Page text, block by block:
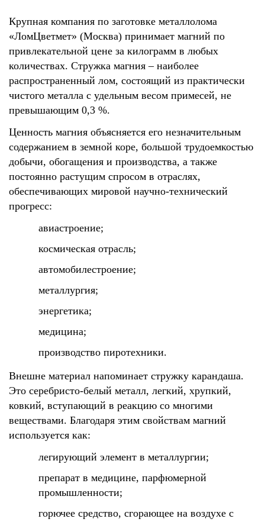
Крупная компания по заготовке металлолома
«ЛомЦветмет» (Москва) принимает магний по
привлекательной цене за килограмм в любых
количествах. Стружка магния – наиболее
распространенный лом, состоящий из практически
чистого металла с удельным весом примесей, не
превышающим 0,3 %.
Ценность магния объясняется его незначительным
содержанием в земной коре, большой трудоемкостью
добычи, обогащения и производства, а также
постоянно растущим спросом в отраслях,
обеспечивающих мировой научно-технический
прогресс:
авиастроение;
космическая отрасль;
автомобилестроение;
металлургия;
энергетика;
медицина;
производство пиротехники.
Внешне материал напоминает стружку карандаша.
Это серебристо-белый металл, легкий, хрупкий,
ковкий, вступающий в реакцию со многими
веществами. Благодаря этим свойствам магний
используется как:
легирующий элемент в металлургии;
препарат в медицине, парфюмерной
промышленности;
горючее средство, сгорающее на воздухе с